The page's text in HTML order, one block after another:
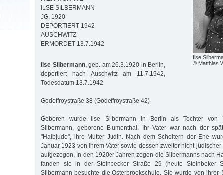
Ilse
© Matthias
ILSE SILBERMANN
JG. 1920
DEPORTIERT 1942
AUSCHWITZ
ERMORDET 13.7.1942
Ilse Silbermann,geb. am 26.3.1920 in Berlin,
deportiert nach Auschwitz am 11.7.1942,
Todesdatum 13.7.1942
Godeffroystraße 38 (Godeffroystraße 42)
Geboren wurde Ilse Silbermann in Berlin als Tochter von
Silbermann, geborene Blumenthal. Ihr Vater war nach der
"Halbjude", ihre Mutter Jüdin. Nach dem Scheitern der Ehe
Januar 1923 von ihrem Vater sowie dessen zweiter nicht-
aufgezogen. In den 1920er Jahren zogen die Silbermanns nach
fanden sie in der Steinbecker Straße 29 (heute Steinbeker
Silbermann besuchte die Osterbrookschule. Sie wurde von ihrer